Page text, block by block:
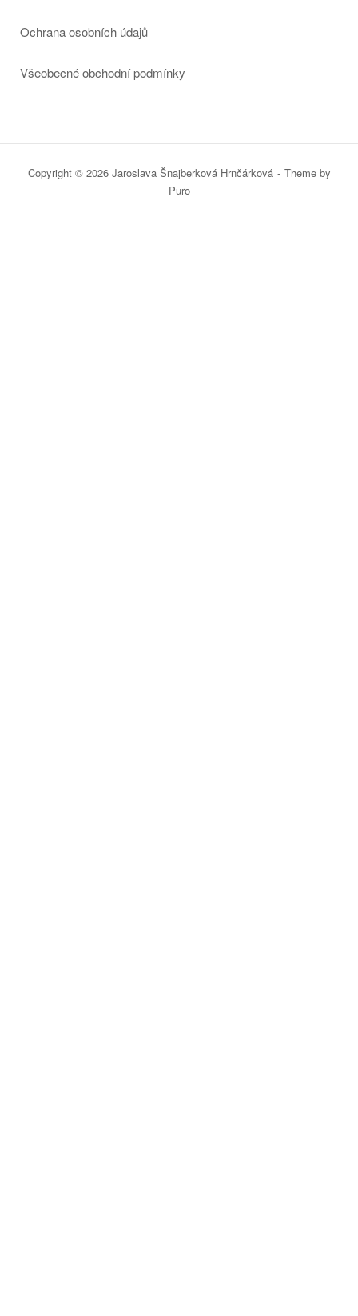
Ochrana osobních údajů
Všeobecné obchodní podmínky
Copyright © 2026 Jaroslava Šnajberková Hrnčárková
Theme by
Puro